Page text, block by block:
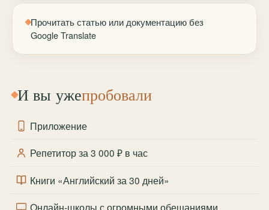
Прочитать статью или документацию без
Google Translate
И вы ужепробовали
Приложение
Репетитор за 3 000 ₽ в час
Книги «Английский за 30 дней»
Онлайн-школы с огромными обещаниями